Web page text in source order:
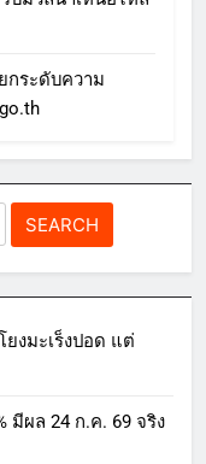
กระดับความ
งมะเร็งปอด แต่
มีผล 24 ก.ค. 69 จริง